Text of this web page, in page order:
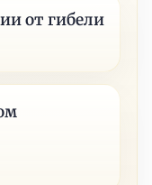
от гибели